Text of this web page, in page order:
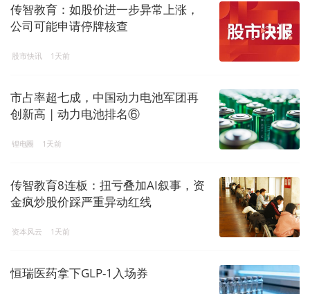
传智教育：如股价进一步异常上涨，
公司可能申请停牌核查
股市快讯 1天前
市占率超七成，中国动力电池军团再
创新高 | 动力电池排名⑥
锂电圈 1天前
传智教育8连板：扭亏叠加AI叙事，资
金疯炒股价踩严重异动红线
资本风云 1天前
恒瑞医药拿下GLP-1入场券